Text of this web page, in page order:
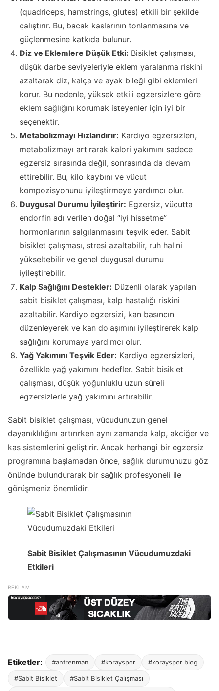
(quadriceps, hamstrings, glutes) etkili bir şekilde
çalıştırır. Bu, bacak kaslarının tonlanmasına ve
güçlenmesine katkıda bulunur.
Diz ve Eklemlere Düşük Etki: Bisiklet çalışması,
düşük darbe seviyeleriyle eklem yaralanma riskini
azaltarak diz, kalça ve ayak bileği gibi eklemleri
korur. Bu nedenle, yüksek etkili egzersizlere göre
eklem sağlığını korumak isteyenler için iyi bir
seçenektir.
Metabolizmayı Hızlandırır: Kardiyo egzersizleri,
metabolizmayı artırarak kalori yakımını sadece
egzersiz sırasında değil, sonrasında da devam
ettirebilir. Bu, kilo kaybını ve vücut
kompozisyonunu iyileştirmeye yardımcı olur.
Duygusal Durumu İyileştirir: Egzersiz, vücutta
endorfin adı verilen doğal “iyi hissetme”
hormonlarının salgılanmasını teşvik eder. Sabit
bisiklet çalışması, stresi azaltabilir, ruh halini
yükseltebilir ve genel duygusal durumu
iyileştirebilir.
Kalp Sağlığını Destekler: Düzenli olarak yapılan
sabit bisiklet çalışması, kalp hastalığı riskini
azaltabilir. Kardiyo egzersizi, kan basıncını
düzenleyerek ve kan dolaşımını iyileştirerek kalp
sağlığını korumaya yardımcı olur.
Yağ Yakımını Teşvik Eder: Kardiyo egzersizleri,
özellikle yağ yakımını hedefler. Sabit bisiklet
çalışması, düşük yoğunluklu uzun süreli
egzersizlerle yağ yakımını artırabilir.
Sabit bisiklet çalışması, vücudunuzun genel
dayanıklılığını artırırken aynı zamanda kalp, akciğer ve
kas sistemlerini geliştirir. Ancak herhangi bir egzersiz
programına başlamadan önce, sağlık durumunuzu göz
önünde bulundurarak bir sağlık profesyoneli ile
görüşmeniz önemlidir.
Sabit Bisiklet Çalışmasının Vücudumuzdaki
Etkileri
Etiketler: #antrenman #korayspor #korayspor blog
#Sabit Bisiklet #Sabit Bisiklet Çalışması